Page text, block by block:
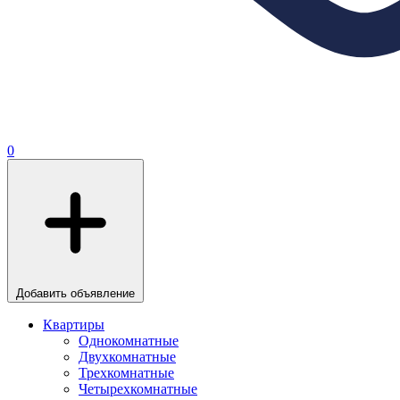
0
Добавить объявление
Квартиры
Однокомнатные
Двухкомнатные
Трехкомнатные
Четырехкомнатные